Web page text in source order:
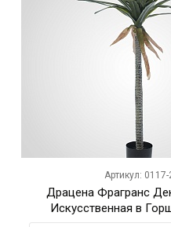
Артикул: 0117-
Драцена Фрагранс
Искусственная в